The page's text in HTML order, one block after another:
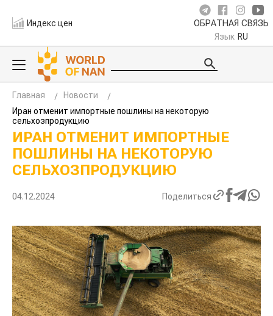
Индекс цен ОБРАТНАЯ СВЯЗЬ
Язык RU
Главная
Новости
Иран отменит импортные пошлины на некоторую
сельхозпродукцию
ИРАН ОТМЕНИТ ИМПОРТНЫЕ
ПОШЛИНЫ НА НЕКОТОРУЮ
СЕЛЬХОЗПРОДУКЦИЮ
04.12.2024 Поделиться